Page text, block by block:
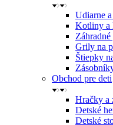
Udiarne
Kotliny a
Grily na
Štiepky
Obchod pre deti
Hračky a
Detské
Detské